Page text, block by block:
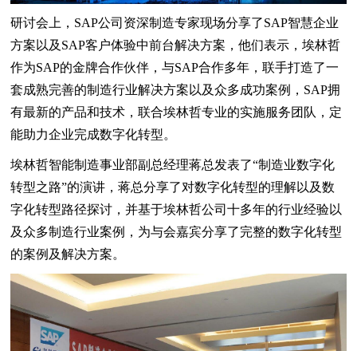
研讨会上，SAP公司资深制造专家现场分享了SAP智慧企业
方案以及SAP客户体验中前台解决方案，他们表示，埃林哲
作为SAP的金牌合作伙伴，与SAP合作多年，联手打造了一
套成熟完善的制造行业解决方案以及众多成功案例，SAP拥
有最新的产品和技术，联合埃林哲专业的实施服务团队，定
能助力企业完成数字化转型。
埃林哲智能制造事业部副总经理蒋总发表了“制造业数字化
转型之路”的演讲，蒋总分享了对数字化转型的理解以及数
字化转型路径探讨，并基于埃林哲公司十多年的行业经验以
及众多制造行业案例，为与会嘉宾分享了完整的数字化转型
的案例及解决方案。